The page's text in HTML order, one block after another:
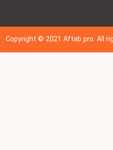
Copyright © 202 1Aftab pro. All